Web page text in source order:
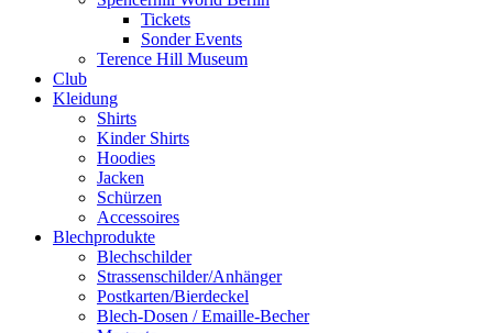
Tickets
Sonder Events
Terence Hill Museum
Club
Kleidung
Shirts
Kinder Shirts
Hoodies
Jacken
Schürzen
Accessoires
Blechprodukte
Blechschilder
Strassenschilder/Anhänger
Postkarten/Bierdeckel
Blech-Dosen / Emaille-Becher